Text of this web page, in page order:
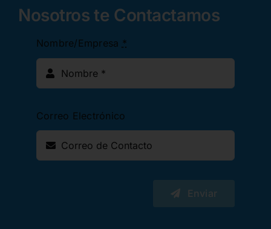
Nosotros te Contactamos
Nombre/Empresa *
Correo Electrónico
Enviar